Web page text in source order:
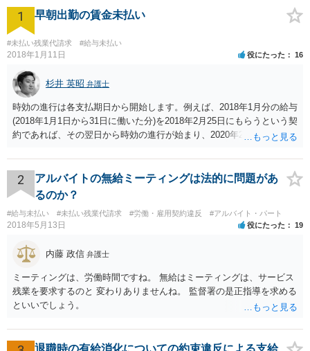
1 早朝出勤の賃金未払い
#未払い残業代請求 #給与未払い
2018年1月11日 役にたった 16
杉井 英昭 弁護士
時効の進行は各支払期日から開始します。例えば、2018年1月分の給与
(2018年1月1日から31日に働いた分)を2018年2月25日にもらうという契
約であれば、その翌日から時効の進行が始まり、2020年2月25日の経
2
アルバイトの無給ミーティングは法的に問題があ
るのか？
#給与未払い #未払い残業代請求 #労働・雇用契約違反 #アルバイト・パート
2018年5月13日 役にたった 19
内藤 政信 弁護士
ミーティングは、労働時間ですね。 無給はミーティングは、サービス
残業を要求するのと 変わりありませんね。 監督署の是正指導を求める
といいでしょう。
退職時の有給消化についての約束違反による支給